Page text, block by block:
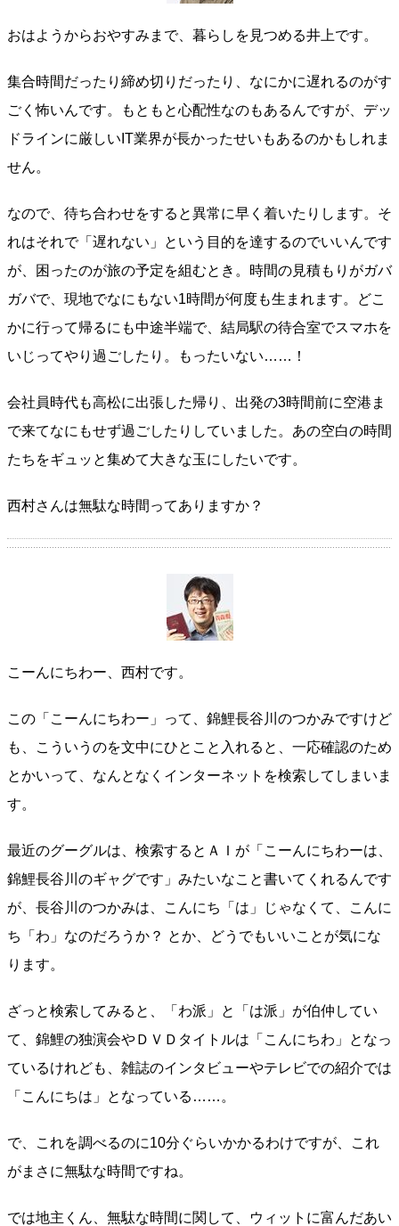
おはようからおやすみまで、暮らしを見つめる井上です。
集合時間だったり締め切りだったり、なにかに遅れるのがす
ごく怖いんです。もともと心配性なのもあるんですが、デッ
ドラインに厳しいIT業界が長かったせいもあるのかもしれま
せん。
なので、待ち合わせをすると異常に早く着いたりします。そ
れはそれで「遅れない」という目的を達するのでいいんです
が、困ったのが旅の予定を組むとき。時間の見積もりがガバ
ガバで、現地でなにもない1時間が何度も生まれます。どこ
かに行って帰るにも中途半端で、結局駅の待合室でスマホを
いじってやり過ごしたり。もったいない……！
会社員時代も高松に出張した帰り、出発の3時間前に空港ま
で来てなにもせず過ごしたりしていました。あの空白の時間
たちをギュッと集めて大きな玉にしたいです。
西村さんは無駄な時間ってありますか？
こーんにちわー、西村です。
この「こーんにちわー」って、錦鯉長谷川のつかみですけど
も、こういうのを文中にひとこと入れると、一応確認のため
とかいって、なんとなくインターネットを検索してしまいま
す。
最近のグーグルは、検索するとＡＩが「こーんにちわーは、
錦鯉長谷川のギャグです」みたいなこと書いてくれるんです
が、長谷川のつかみは、こんにち「は」じゃなくて、こんに
ち「わ」なのだろうか？ とか、どうでもいいことが気にな
ります。
ざっと検索してみると、「わ派」と「は派」が伯仲してい
て、錦鯉の独演会やＤＶＤタイトルは「こんにちわ」となっ
ているけれども、雑誌のインタビューやテレビでの紹介では
「こんにちは」となっている……。
で、これを調べるのに10分ぐらいかかるわけですが、これ
がまさに無駄な時間ですね。
では地主くん、無駄な時間に関して、ウィットに富んだあい